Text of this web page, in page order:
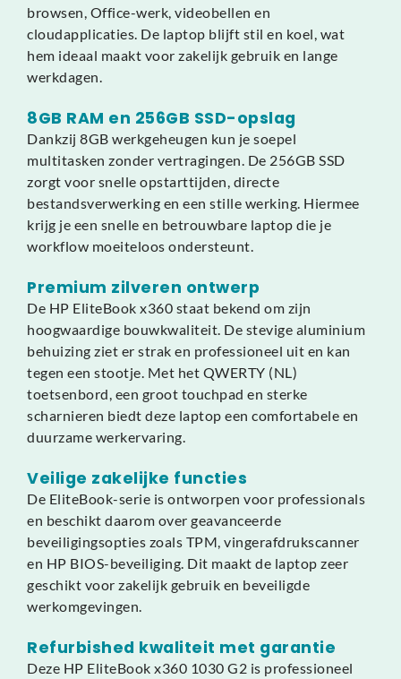
browsen, Office-werk, videobellen en
cloudapplicaties. De laptop blijft stil en koel, wat
hem ideaal maakt voor zakelijk gebruik en lange
werkdagen.
8GB RAM en 256GB SSD-opslag
Dankzij 8GB werkgeheugen kun je soepel
multitasken zonder vertragingen. De 256GB SSD
zorgt voor snelle opstarttijden, directe
bestandsverwerking en een stille werking. Hiermee
krijg je een snelle en betrouwbare laptop die je
workflow moeiteloos ondersteunt.
Premium zilveren ontwerp
De HP EliteBook x360 staat bekend om zijn
hoogwaardige bouwkwaliteit. De stevige aluminium
behuizing ziet er strak en professioneel uit en kan
tegen een stootje. Met het QWERTY (NL)
toetsenbord, een groot touchpad en sterke
scharnieren biedt deze laptop een comfortabele en
duurzame werkervaring.
Veilige zakelijke functies
De EliteBook-serie is ontworpen voor professionals
en beschikt daarom over geavanceerde
beveiligingsopties zoals TPM, vingerafdrukscanner
en HP BIOS-beveiliging. Dit maakt de laptop zeer
geschikt voor zakelijk gebruik en beveiligde
werkomgevingen.
Refurbished kwaliteit met garantie
Deze HP EliteBook x360 1030 G2 is professioneel